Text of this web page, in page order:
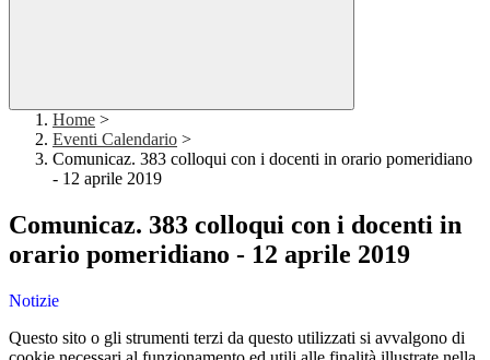
Home >
Eventi Calendario >
Comunicaz. 383 colloqui con i docenti in orario pomeridiano
- 12 aprile 2019
Comunicaz. 383 colloqui con i docenti in
orario pomeridiano - 12 aprile 2019
Notizie
Questo sito o gli strumenti terzi da questo utilizzati si avvalgono di